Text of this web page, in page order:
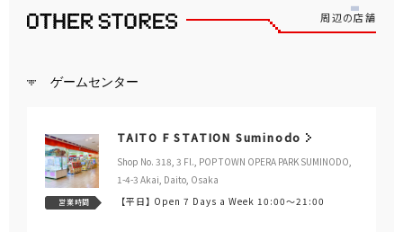
周辺の店舗
ゲームセンター
TAITO F STATION Suminodo
Shop No. 318, 3 Fl., POP TOWN OPERA PARK SUMINODO,
1-4-3 Akai, Daito, Osaka
営業時間 【平日】 Open 7 Days a Week 10:00～21:00